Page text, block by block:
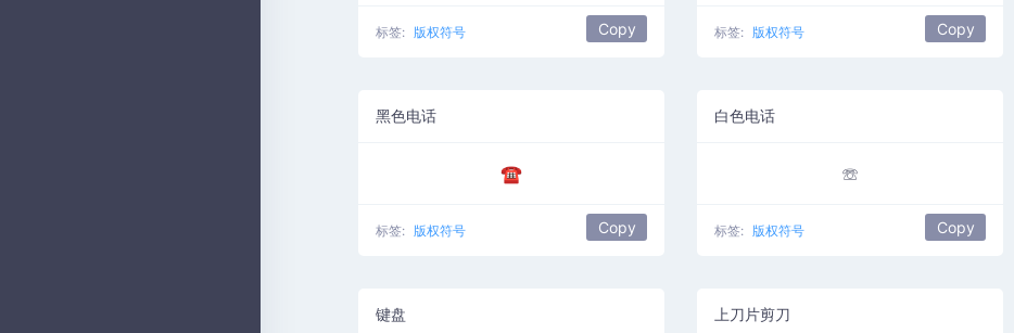
标签: 版权符号 Copy 标签: 版权符号 Copy
黑色电话
☎
标签: 版权符号 Copy
白色电话
☏
标签: 版权符号 Copy
键盘 上刀片剪刀